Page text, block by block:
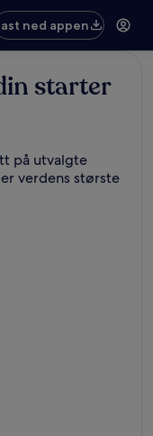
ned appen
starter
på utvalgte
verdens største